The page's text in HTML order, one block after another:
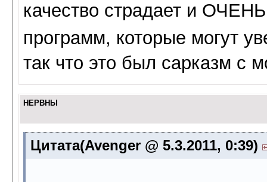
качество страдает и
программ, которые могут
так что это был сарказм с
НЕРВНЫ
Цитата(Avenger @ 5.3.2011, 0:39)